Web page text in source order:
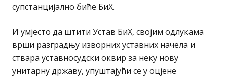
супстанцијално биће БиХ.
И умјесто да штити Устав БиХ, својим одлукама
врши разградњу изворних уставних начела и
ствара уставносудски оквир за неку нову
унитарну државу, упуштајући се у оцјене